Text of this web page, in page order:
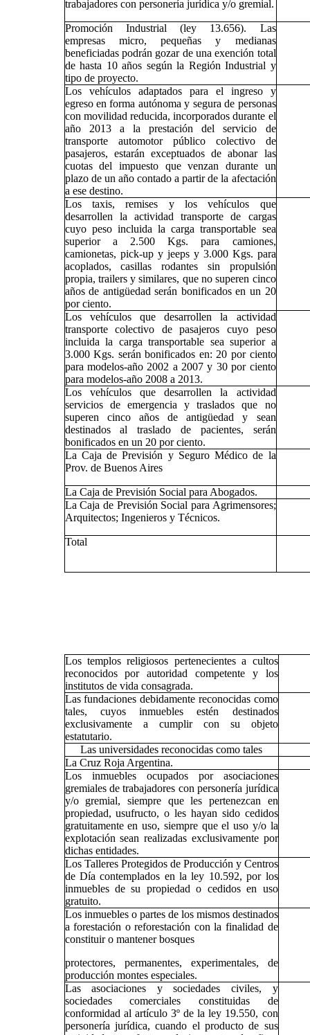
trabajadores con personería jurídica y/o gremial.
Promoción Industrial (ley 13.656). Las
empresas micro, pequeñas y medianas
beneficiadas podrán gozar de una exención total
de hasta 10 años según la Región Industrial y
tipo de proyecto.
Los vehículos adaptados para el ingreso y
egreso en forma autónoma y segura de personas
con movilidad reducida, incorporados durante el
año 2013 a la prestación del servicio de
transporte automotor público colectivo de
pasajeros, estarán exceptuados de abonar las
cuotas del impuesto que venzan durante un
plazo de un año contado a partir de la afectación
a ese destino.
Los taxis, remises y los vehículos que
desarrollen la actividad transporte de cargas
cuyo peso incluida la carga transportable sea
superior a 2.500 Kgs. para camiones,
camionetas, pick-up y jeeps y 3.000 Kgs. para
acoplados, casillas rodantes sin propulsión
propia, trailers y similares, que no superen cinco
años de antigüedad serán bonificados en un 20
por ciento.
Los vehículos que desarrollen la actividad
transporte colectivo de pasajeros cuyo peso
incluida la carga transportable sea superior a
3.000 Kgs. serán bonificados en: 20 por ciento
para modelos-año 2002 a 2007 y 30 por ciento
para modelos-año 2008 a 2013.
Los vehículos que desarrollen la actividad
servicios de emergencia y traslados que no
superen cinco años de antigüedad y sean
destinados al traslado de pacientes, serán
bonificados en un 20 por ciento.
La Caja de Previsión y Seguro Médico de la
Prov. de Buenos Aires
La Caja de Previsión Social para Abogados.
La Caja de Previsión Social para Agrimensores;
Arquitectos; Ingenieros y Técnicos.
Total
Los templos religiosos pertenecientes a cultos
reconocidos por autoridad competente y los
institutos de vida consagrada.
Las fundaciones debidamente reconocidas como
tales, cuyos inmuebles estén destinados
exclusivamente a cumplir con su objeto
estatutario.
Las universidades reconocidas como tales
La Cruz Roja Argentina.
Los inmuebles ocupados por asociaciones
gremiales de trabajadores con personería jurídica
y/o gremial, siempre que les pertenezcan en
propiedad, usufructo, o les hayan sido cedidos
gratuitamente en uso, siempre que el uso y/o la
explotación sean realizadas exclusivamente por
dichas entidades.
Los Talleres Protegidos de Producción y Centros
de Día contemplados en la ley 10.592, por los
inmuebles de su propiedad o cedidos en uso
gratuito.
Los inmuebles o partes de los mismos destinados
a forestación o reforestación con la finalidad de
constituir o mantener bosques
protectores, permanentes, experimentales, de
producción montes especiales.
Las asociaciones y sociedades civiles, y
sociedades comerciales constituidas de
conformidad al artículo 3º de la ley 19.550, con
personería jurídica, cuando el producto de sus